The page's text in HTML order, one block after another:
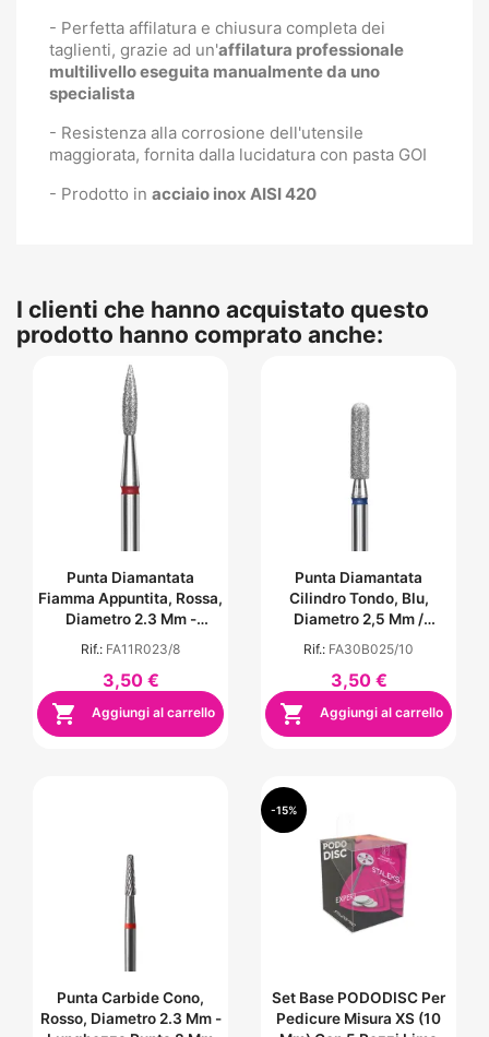
- Perfetta affilatura e chiusura completa dei
taglienti, grazie ad un'affilatura professionale
multilivello eseguita manualmente da uno
specialista
- Resistenza alla corrosione dell'utensile
maggiorata, fornita dalla lucidatura con pasta GOI
- Prodotto in acciaio inox AISI 420
I clienti che hanno acquistato questo
prodotto hanno comprato anche:
Punta Diamantata
Fiamma Appuntita, Rossa,
Diametro 2.3 Mm -
Rif.: FA11R023/8
3,50 €
 Aggiungi al carrello
Punta Diamantata
Cilindro Tondo, Blu,
Diametro 2,5 Mm /
Rif.: FA30B025/10
3,50 €
 Aggiungi al carrello
Punta Carbide Cono,
Rosso, Diametro 2.3 Mm -
Set Base PODODISC Per
Pedicure Misura XS (10
-15%